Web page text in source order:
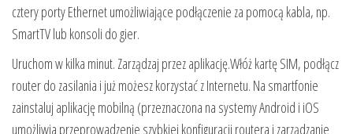
cztery porty Ethernet umożliwiające podłączenie za pomocą kabla, np.
SmartTV lub konsoli do gier.
Uruchom w kilka minut. Zarządzaj przez aplikację.Włóż kartę SIM, podłącz
router do zasilania i już możesz korzystać z Internetu. Na smartfonie
zainstaluj aplikację mobilną (przeznaczona na systemy Android i iOS
umożliwia przeprowadzenie szybkiej konfiguracji routera i zarządzanie